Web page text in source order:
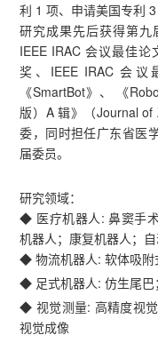
利 1 项、申请美国专利
研究成果先后获得第九
IEEE IRAC 会议最佳
奖、IEEE IRAC 会
《SmartBot》、 《
版）A 辑》（Journal
委，同时担任广东省医
届委员。
研究领域：
◆ 医疗机器人: 鼻窦手
机器人；康复机器人；
◆ 物流机器人: 软体吸附
◆ 足式机器人: 仿生尾巴
◆ 视觉测量: 高精度视
视觉成像